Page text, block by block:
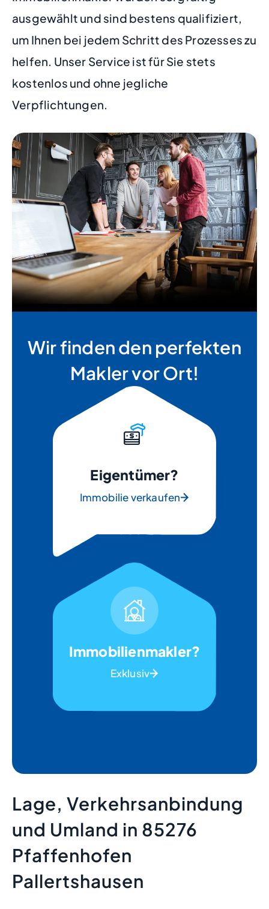
ausgewählt und sind bestens qualifiziert,
um Ihnen bei jedem Schritt des Prozesses zu
helfen. Unser Service ist für Sie stets
kostenlos und ohne jegliche
Verpflichtungen.
Wir finden den perfekten
Makler vor Ort!
Eigentümer?
Immobilie verkaufen
Immobilienmakler?
Exklusiv
Lage, Verkehrsanbindung
und Umland in 85276
Pfaffenhofen
Pallertshausen